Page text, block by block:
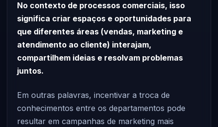
No contexto de processos comerciais, isso
significa criar espaços e oportunidades para
que diferentes áreas (vendas, marketing e
atendimento ao cliente) interajam,
compartilhem ideias e resolvam problemas
juntos.
Em outras palavras, incentivar a troca de
conhecimentos entre os departamentos pode
resultar em campanhas de marketing mais